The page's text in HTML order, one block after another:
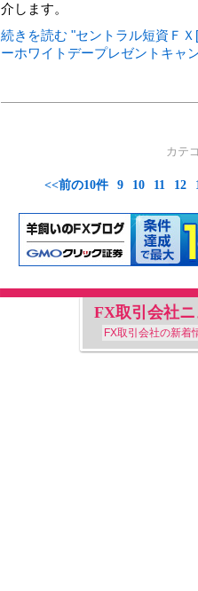
介します。
続きを読む "セントラル短資Ｆ
ーホワイトデープレゼントキャ
カテ
<<前の10件 9 10 11 12
FX取引会社
FX取引会社の新着